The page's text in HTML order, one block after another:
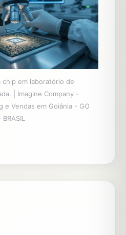
chip em laboratório de
| Imagine Company -
e Vendas em Goiânia - GO
BRASIL